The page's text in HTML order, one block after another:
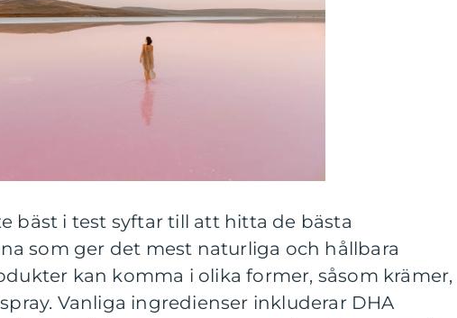
bäst i test syftar till att hitta de bästa
som ger det mest naturliga och hållbara
kan komma i olika former, såsom krämer,
Vanliga ingredienser inkluderar DHA